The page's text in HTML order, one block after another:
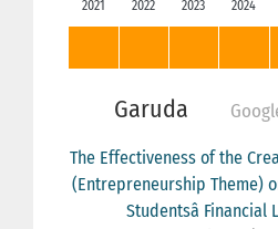
2021 2022 2023 2024
Garuda
The Effectiveness of the
(Entrepreneurship Theme)
Studentsâ